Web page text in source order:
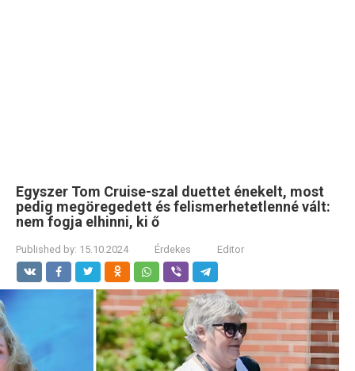
Egyszer Tom Cruise-szal duettet énekelt, most
pedig megöregedett és felismerhetetlenné vált:
nem fogja elhinni, ki ő
Published by: 15.10.2024 Érdekes Editor